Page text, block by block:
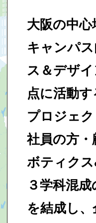
大阪の中心
キャンパ
ス＆デザ
点に活動
プロジェ
社員の方・
ボティク
３学科混
を結成し